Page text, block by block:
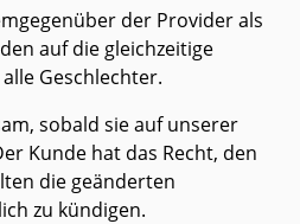
der Provider als
auf die gleichzeitige
Geschlechter.
sobald sie auf unserer
Kunde hat das Recht, den
die geänderten
zu kündigen.